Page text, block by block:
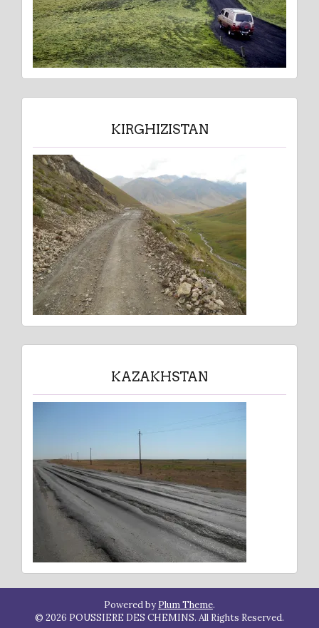
KIRGHIZISTAN
KAZAKHSTAN
Powered by Plum Theme.
© 2026 POUSSIERE DES CHEMINS. All Rights Reserved.